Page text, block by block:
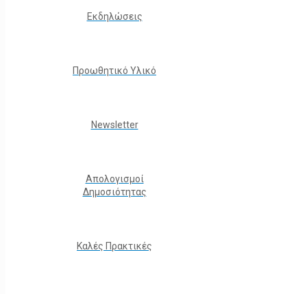
Εκδηλώσεις
Προωθητικό Υλικό
Νewsletter
Απολογισμοί
Δημοσιότητας
Καλές Πρακτικές